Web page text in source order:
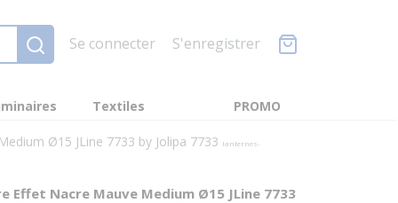
Se connecter S'enregistrer
PROMO
Textiles
Ø15 JLine 7733 by Jolipa 7733 lanternes-
Effet Nacre Mauve Medium Ø15 JLine 7733